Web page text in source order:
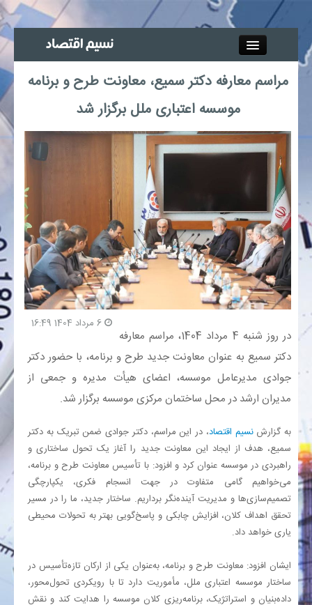
جذب خبرنگار
آگهی استخدام
اجتماعی
صنعت معدن و تجارت
بیمه و بورس
انرژی
خانه
مراسم معارفه دکتر سمیع، معاونت طرح و برنامه
موسسه اعتباری ملل برگزار شد
در روز شنبه 4 مرداد 1404، مراسم معارفه
دکتر سمیع به عنوان معاونت جدید طرح و برنامه، با حضور دکتر
جوادی مدیرعامل موسسه، اعضای هیأت مدیره و جمعی از
مدیران ارشد در محل ساختمان مرکزی موسسه برگزار شد.
به گزارشنسیم اقتصاد، در این مراسم، دکتر جوادی ضمن تبریک به دکتر
سمیع، هدف از ایجاد این معاونت جدید را آغاز یک تحول ساختاری و
راهبردی در موسسه عنوان کرد و افزود: با تأسیس معاونت طرح و برنامه،
می‌خواهیم گامی متفاوت در جهت انسجام فکری، یکپارچگی
تصمیم‌سازی‌ها و مدیریت آینده‌نگر برداریم. ساختار جدید، ما را در مسیر
تحقق اهداف کلان، افزایش چابکی و پاسخ‌گویی بهتر به تحولات محیطی
یاری خواهد داد.
ایشان افزود: معاونت طرح و برنامه، به‌عنوان یکی از ارکان تازه‌تأسیس در
ساختار موسسه اعتباری ملل، مأموریت دارد تا با رویکردی تحول‌محور،
داده‌بنیان و استراتژیک، برنامه‌ریزی کلان موسسه را هدایت کند و نقش